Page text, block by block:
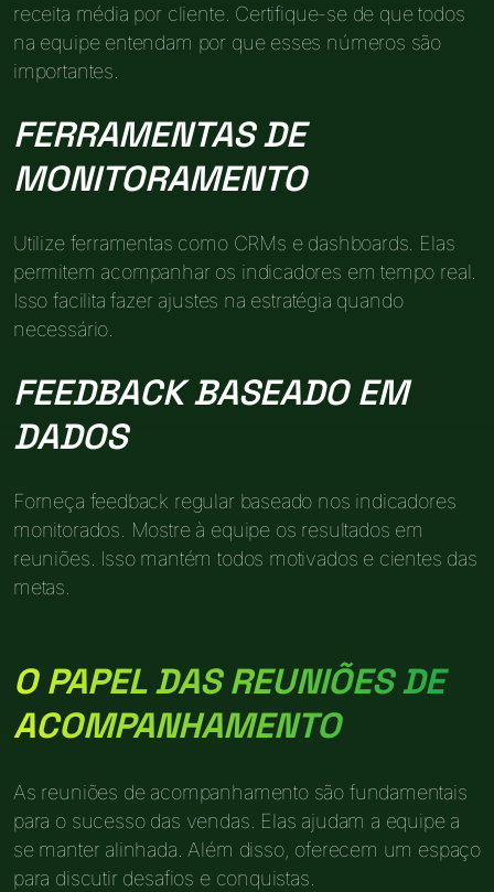
receita média por cliente. Certifique-se de que todos
na equipe entendam por que esses números são
importantes.
FERRAMENTAS DE
MONITORAMENTO
Utilize ferramentas como CRMs e dashboards. Elas
permitem acompanhar os indicadores em tempo real.
Isso facilita fazer ajustes na estratégia quando
necessário.
FEEDBACK BASEADO EM
DADOS
Forneça feedback regular baseado nos indicadores
monitorados. Mostre à equipe os resultados em
reuniões. Isso mantém todos motivados e cientes das
metas.
O PAPEL DAS REUNIÕES DE
ACOMPANHAMENTO
As reuniões de acompanhamento são fundamentais
para o sucesso das vendas. Elas ajudam a equipe a
se manter alinhada. Além disso, oferecem um espaço
para discutir desafios e conquistas.